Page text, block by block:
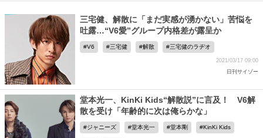
三宅健、解散に「まだ実感が湧かない」苦悩を
吐露…“V6愛”グループ内格差が露呈か
V6 三宅健 解散 三宅健のラヂオ
2021/03/17 09:00
日刊サイゾー
堂本光一、KinKi Kids“解散説”に言及！ V6解
散を受け「年齢的に次は俺らかな」
ジャニーズ 堂本光一 堂本剛 KinKi Kids